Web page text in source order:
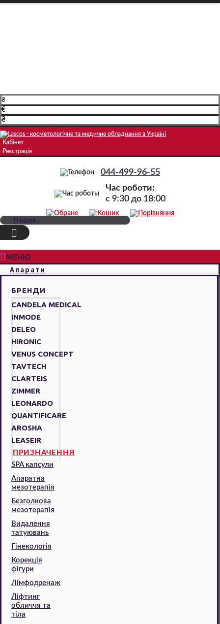
₴
€
₴
Кабінет
Реєстрація
044-499-96-55
Час роботи:
c 9:30 до 18:00
МЕНЮ
Апарати
БРЕНДИ
CANDELA MEDICAL
INMODE
DELEO
HIRONIC
VENUS CONCEPT
TAVTECH
CLARTEIS
ZIMMER
LEONARDO
QUANTIFICARE
AROSHA
LEASEIR
ПРИЗНАЧЕННЯ
SPA капсули
Апаратна
мезотерапія
Безголкова
мезотерапія
Видалення
татуювань
Гінекологія
Корекція
фігури
Лімфодренаж
Ліфтинг
обличчя та
тіла